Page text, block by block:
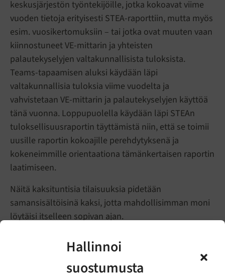
Hallinnoi
suostumusta
keskusjärjestön työntekijöille, jotka kokoavat viime
vuoden tietoja erityisesti STEA-raporttiin, mutta myös
esim. vuosikertomuksiin – tai jotka ovat muuten vaan
kiinnostuneet VE-mittarin ja yhteisten
palautekyselyjen valtakunnallisista tuloksista.
Teams-tapaamisen aluksi käydään läpi
valtakunnallisia tuloksia viime vuodelta ja
vahvistetaan VE-mittarin ja palautekyselyjen käyttöä
tänä vuonna. Loppupuolella käydään läpi STEAn
tuloksellisuusraportin täyttämistä niin, että se toimii
uusille raportin kokoajille perehdytyksenä ja
kokeneimmille orientaationa tämänkertaisen raportin
laatimiseen.
Näitä kaksituntisia tilaisuuksia pidetään
samansisältöisinä kaksi, jotta mahdollisimman moni
löytäisi itselleen sopivan ajan.